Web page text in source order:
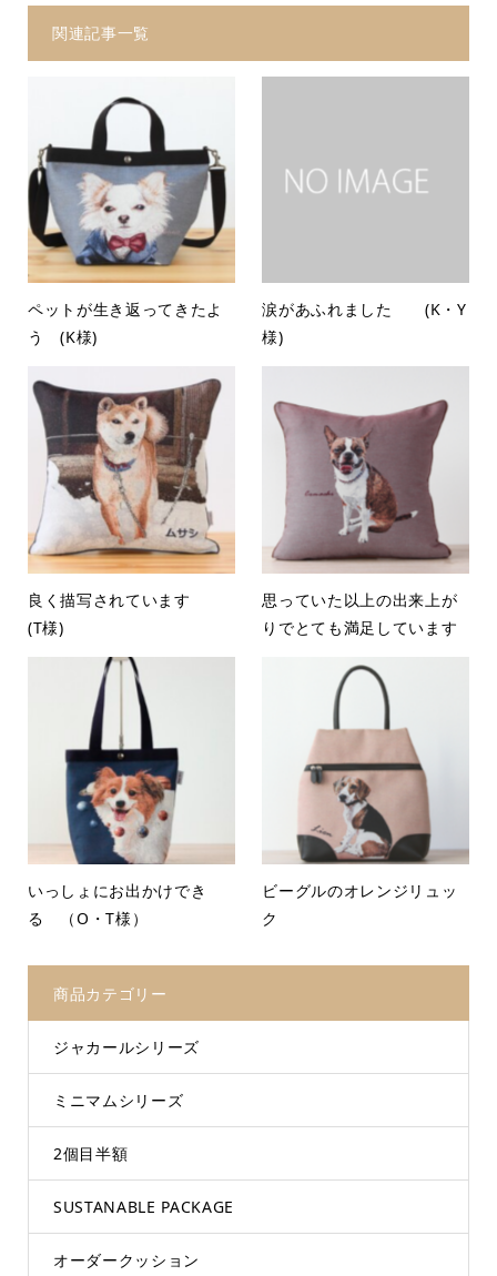
関連記事一覧
ペットが生き返ってきたよ
う (K様)
涙があふれました (K・Y
様)
良く描写されています
(T様)
思っていた以上の出来上が
りでとても満足しています
いっしょにお出かけでき
る （O・T様）
ビーグルのオレンジリュッ
ク
商品カテゴリー
ジャカールシリーズ
ミニマムシリーズ
2個目半額
SUSTANABLE PACKAGE
オーダークッション